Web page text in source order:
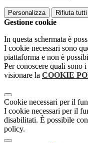
Personalizza Rifiuta tutti
Gestione cookie
In questa schermata è
I cookie necessari sono
piattaforma e non è
Per conoscere quali sono
visionare la COOKIE
Cookie necessari per il
I cookie necessari per il
disabilitati. È possibile
policy.